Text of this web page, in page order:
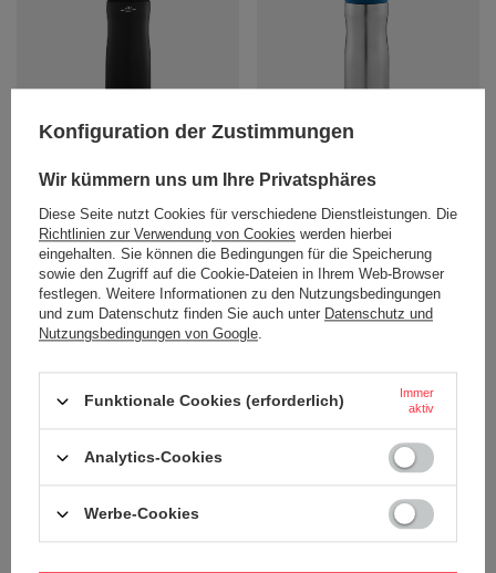
Thermoflasche Contigo Ashland
+ Auf die vergleichsliste
Thermoflasche Contigo Ashland
/
+ Auf die vergleichsliste
BESTELLUNGEN
Tracking der Bestellung
Ich möchte die Ware reklamieren
Ich möchte vom Vertrag zurücktreten
Konfiguration der Zustimmungen
Wir kümmern uns um Ihre Privatsphäres
Diese Seite nutzt Cookies für verschiedene Dienstleistungen. Die
Richtlinien zur Verwendung von Cookies werden hierbei
eingehalten. Sie können die Bedingungen für die Speicherung
sowie den Zugriff auf die Cookie-Dateien in Ihrem Web-Browser
festlegen. Weitere Informationen zu den Nutzungsbedingungen
und zum Datenschutz finden Sie auch unter Datenschutz und
Nutzungsbedingungen von Google.
Funktionale Cookies (erforderlich)
Immer
aktiv
Analytics-Cookies
Werbe-Cookies